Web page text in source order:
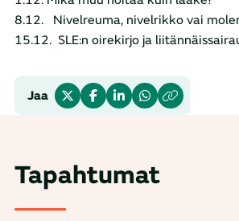
8.12.
Nivelreuma, nivelrikko vai
15.12. SLE:n oirekirjo ja
Jaa
Tapahtumat